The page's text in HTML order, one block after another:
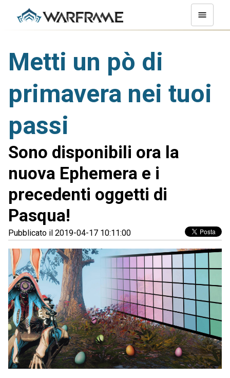
Metti un pò di
primavera nei tuoi
passi
Sono disponibili ora la
nuova Ephemera e i
precedenti oggetti di
Pasqua!
Pubblicato il 2019-04-17 10:11:00